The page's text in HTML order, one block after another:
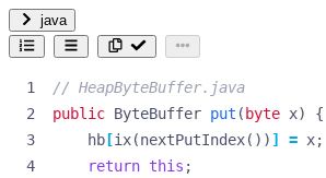
java
// HeapByteBuffer.java
public ByteBuffer put ( byte x)
{
hb [ix(nextPutIndex()) ] = x;
return this ;